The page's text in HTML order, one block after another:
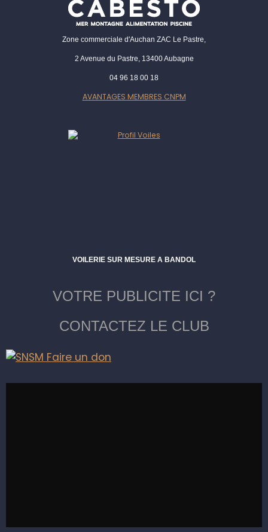
Zone commerciale d'Auchan ZAC Le Pastre,
2 Avenue du Pastre, 13400 Aubagne
04 96 18 00 18
AVANTAGES MEMBRES CNPM
VOILERIE SUR MESURE A BANDOL
VOTRE PUBLICITE ICI ?
CONTACTEZ LE CLUB